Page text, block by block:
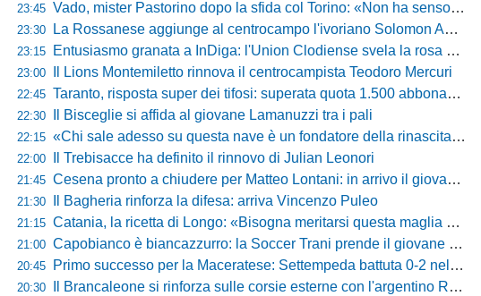
23:45 Vado, mister Pastorino dopo la sfida col Torino: «Non ha senso chiudersi e fare le barricate»
23:30 La Rossanese aggiunge al centrocampo l'ivoriano Solomon Andrews Manu
23:15 Entusiasmo granata a InDiga: l'Union Clodiense svela la rosa per la nuova annata
23:00 Il Lions Montemiletto rinnova il centrocampista Teodoro Mercuri
22:45 Taranto, risposta super dei tifosi: superata quota 1.500 abbonamenti
22:30 Il Bisceglie si affida al giovane Lamanuzzi tra i pali
22:15 «Chi sale adesso su questa nave è un fondatore della rinascita»: Davis carica l'ambiente Messina
22:00 Il Trebisacce ha definito il rinnovo di Julian Leonori
21:45 Cesena pronto a chiudere per Matteo Lontani: in arrivo il giovane talento dello Spezia
21:30 Il Bagheria rinforza la difesa: arriva Vincenzo Puleo
21:15 Catania, la ricetta di Longo: «Bisogna meritarsi questa maglia ogni singolo giorno»
21:00 Capobianco è biancazzurro: la Soccer Trani prende il giovane attaccante ex Monopoli
20:45 Primo successo per la Maceratese: Settempeda battuta 0-2 nella ripresa
20:30 Il Brancaleone si rinforza sulle corsie esterne con l'argentino Rotela